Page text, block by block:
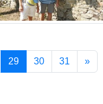
29 30 31 »